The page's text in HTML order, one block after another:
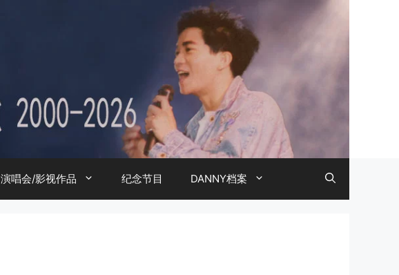
演唱会/影视作品 纪念节目 DANNY档案